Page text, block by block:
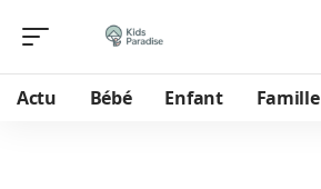
Actu Bébé Enfant Famille